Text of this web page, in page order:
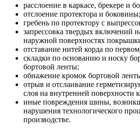
расслоение в каркасе, брекере и
отслоение протектора и боковины;
гребень по протектору с
запрессовка твердых включений
наружной поверхностях
отставание нитей корда по
складки по основанию и носку
бортовой ленты;
обнажение кромок бортовой
отрыв и отслаивание
слоя на внутренней поверхности
иные повреждения шины,
нарушения технологического
производстве.